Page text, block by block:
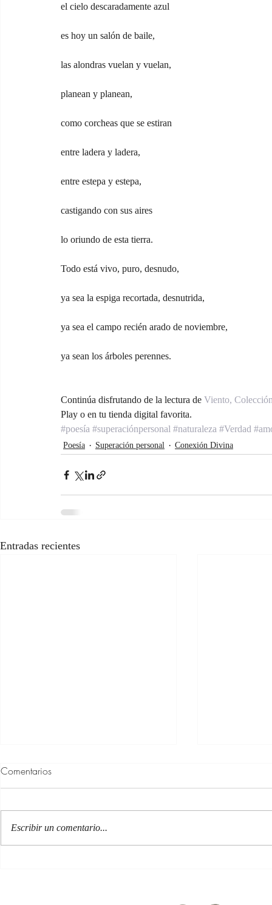
el cielo descaradamente azul
es hoy un salón de baile,
las alondras vuelan y vuelan,
planean y planean,
como corcheas que se estiran
entre ladera y ladera,
entre estepa y estepa,
castigando con sus aires
lo oriundo de esta tierra.
Todo está vivo, puro, desnudo,
ya sea la espiga recortada, desnutrida,
ya sea el campo recién arado de noviembre,
ya sean los árboles perennes.
Continúa disfrutando de la lectura de Viento,
Play o en tu tienda digital favorita.
#poesía #superaciónpersonal #naturaleza #Verdad
Poesía Superación personal Conexión Divina
Entradas recientes
Comentarios
Escribir un comentario...